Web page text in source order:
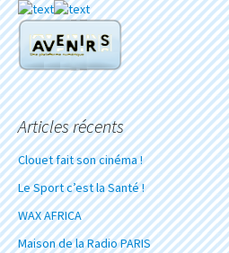
Articles récents
Clouet fait son cinéma !
Le Sport c’est la Santé !
WAX AFRICA
Maison de la Radio PARIS